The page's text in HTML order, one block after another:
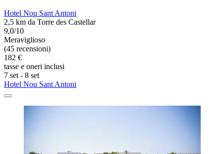
Hotel Nou Sant Antoni
2,5 km da Torre des Castellar
9,0/10
Meraviglioso
(45 recensioni)
182 €
tasse e oneri inclusi
7 set - 8 set
Hotel Nou Sant Antoni